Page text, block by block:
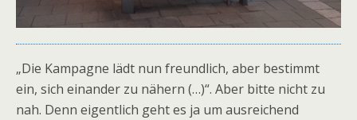
„Die Kampagne lädt nun freundlich, aber bestimmt
ein, sich einander zu nähern (…)“. Aber bitte nicht zu
nah. Denn eigentlich geht es ja um ausreichend